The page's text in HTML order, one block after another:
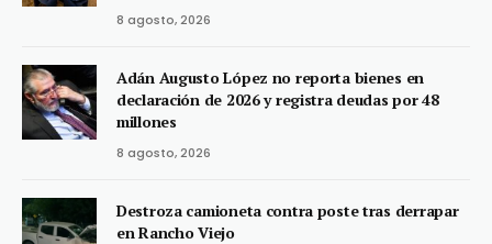
8 agosto, 2026
Adán Augusto López no reporta bienes en
declaración de 2026 y registra deudas por 48
millones
8 agosto, 2026
Destroza camioneta contra poste tras derrapar
en Rancho Viejo